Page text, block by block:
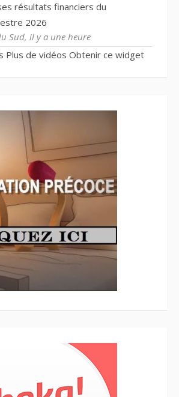
résultats financiers du
2026
Sud, il y a une heure
Plus de vidéos Obtenir ce widget